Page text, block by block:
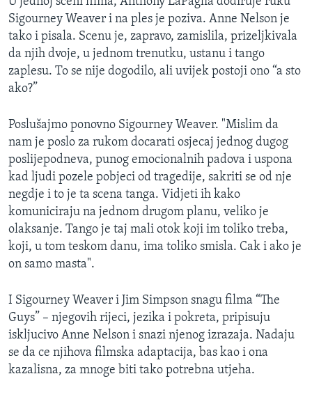
Sigourney Weaver i na ples je poziva. Anne Nelson je
tako i pisala. Scenu je, zapravo, zamislila, prizeljkivala
da njih dvoje, u jednom trenutku, ustanu i tango
zaplesu. To se nije dogodilo, ali uvijek postoji ono “a sto
ako?”
Poslušajmo ponovno Sigourney Weaver. "Mislim da
nam je poslo za rukom docarati osjecaj jednog dugog
poslijepodneva, punog emocionalnih padova i uspona
kad ljudi pozele pobjeci od tragedije, sakriti se od nje
negdje i to je ta scena tanga. Vidjeti ih kako
komuniciraju na jednom drugom planu, veliko je
olaksanje. Tango je taj mali otok koji im toliko treba,
koji, u tom teskom danu, ima toliko smisla. Cak i ako je
on samo masta".
I Sigourney Weaver i Jim Simpson snagu filma “The
Guys” – njegovih rijeci, jezika i pokreta, pripisuju
iskljucivo Anne Nelson i snazi njenog izrazaja. Nadaju
se da ce njihova filmska adaptacija, bas kao i ona
kazalisna, za mnoge biti tako potrebna utjeha.